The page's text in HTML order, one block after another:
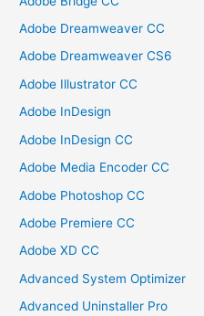
Adobe Dreamweaver CC
Adobe Dreamweaver CS6
Adobe Illustrator CC
Adobe InDesign
Adobe InDesign CC
Adobe Media Encoder CC
Adobe Photoshop CC
Adobe Premiere CC
Adobe XD CC
Advanced System Optimizer
Advanced Uninstaller Pro